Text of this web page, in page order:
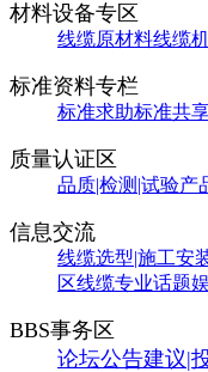
材料设备专区
线缆原材料线缆
标准资料专栏
标准求助标准共
质量认证区
品质|检测|试验产
信息交流
线缆选型|施工安
区线缆专业话题
BBS事务区
论坛公告建议|